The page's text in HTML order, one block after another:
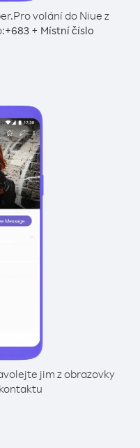
Pro volání do Niue z
+683 + Místní číslo
jim z obrazovky